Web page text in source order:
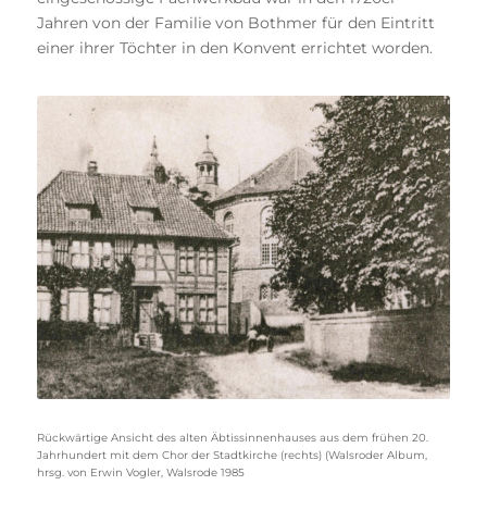
Jahren von der Familie von Bothmer für den Eintritt
einer ihrer Töchter in den Konvent errichtet worden.
Rückwärtige Ansicht des alten Äbtissinnenhauses aus dem frühen 20.
Jahrhundert mit dem Chor der Stadtkirche (rechts) (Walsroder Album,
hrsg. von Erwin Vogler, Walsrode 1985